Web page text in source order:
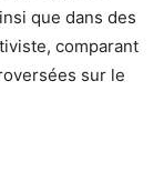
que dans des
comparant
sur le